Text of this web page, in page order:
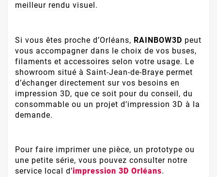
meilleur rendu visuel.
Si vous êtes proche d’Orléans, RAINBOW3D peut
vous accompagner dans le choix de vos buses,
filaments et accessoires selon votre usage. Le
showroom situé à Saint-Jean-de-Braye permet
d’échanger directement sur vos besoins en
impression 3D, que ce soit pour du conseil, du
consommable ou un projet d’impression 3D à la
demande.
Pour faire imprimer une pièce, un prototype ou
une petite série, vous pouvez consulter notre
service local d’impression 3D Orléans.